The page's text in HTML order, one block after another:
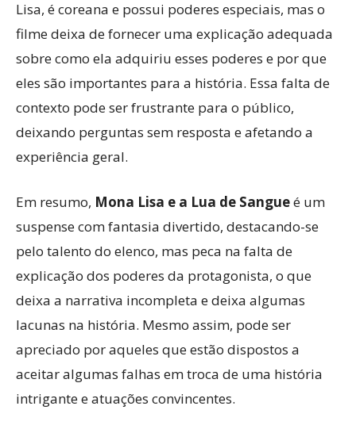
Lisa, é coreana e possui poderes especiais, mas o
filme deixa de fornecer uma explicação adequada
sobre como ela adquiriu esses poderes e por que
eles são importantes para a história. Essa falta de
contexto pode ser frustrante para o público,
deixando perguntas sem resposta e afetando a
experiência geral.
Em resumo, Mona Lisa e a Lua de Sangueé um
suspense com fantasia divertido, destacando-se
pelo talento do elenco, mas peca na falta de
explicação dos poderes da protagonista, o que
deixa a narrativa incompleta e deixa algumas
lacunas na história. Mesmo assim, pode ser
apreciado por aqueles que estão dispostos a
aceitar algumas falhas em troca de uma história
intrigante e atuações convincentes.